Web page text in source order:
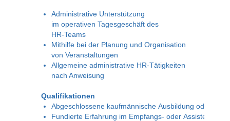
Administrative Unterstützung
im operativen Tagesgeschäft des
HR‑Teams
Mithilfe bei der Planung und Organisation
von Veranstaltungen
Allgemeine administrative HR‑Tätigkeiten
nach Anweisung
Qualifikationen
Abgeschlossene kaufmännische Ausbildung oder
Fundierte Erfahrung im Empfangs- oder